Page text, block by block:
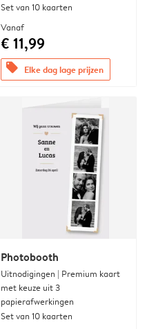
Set van 10 kaarten
Vanaf
€ 11,99
offers Elke dag lage prijzen
Photobooth
Uitnodigingen | Premium kaart
met keuze uit 3
papierafwerkingen
Set van 10 kaarten